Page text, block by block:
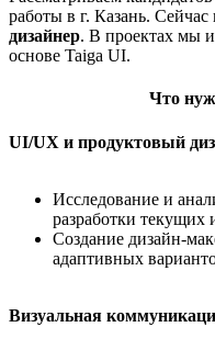
работы в г. Казань. Сейчас
дизайнер. В проектах мы
основе Taiga UI.
Что
UI/UX и продуктовый
Исследование и
разработки текущих
Создание дизайн-
адаптивных
Визуальная